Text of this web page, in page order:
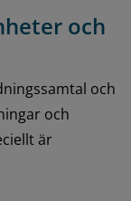
och
och
och
är